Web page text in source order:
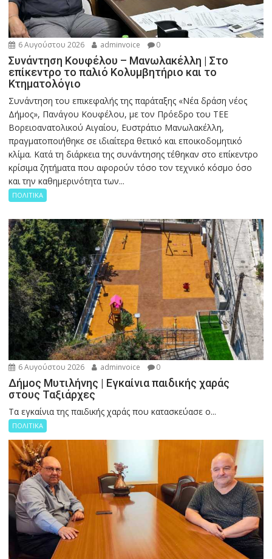
6 Αυγούστου 2026 adminvoice 0
Συνάντηση Κουφέλου – Μανωλακέλλη | Στο
επίκεντρο το παλιό Κολυμβητήριο και το
Κτηματολόγιο
Συνάντηση του επικεφαλής της παράταξης «Νέα δράση νέος
Δήμος», Πανάγου Κουφέλου, με τον Πρόεδρο του ΤΕΕ
Βορειοανατολικού Αιγαίου, Ευστράτιο Μανωλακέλλη,
πραγματοποιήθηκε σε ιδιαίτερα θετικό και εποικοδομητικό
κλίμα. Κατά τη διάρκεια της συνάντησης τέθηκαν στο επίκεντρο
κρίσιμα ζητήματα που αφορούν τόσο τον τεχνικό κόσμο όσο
και την καθημερινότητα των...
ΠΟΛΙΤΙΚΑ
6 Αυγούστου 2026 adminvoice 0
Δήμος Μυτιλήνης | Εγκαίνια παιδικής χαράς
στους Ταξιάρχες
Tα εγκαίνια της παιδικής χαράς που κατασκεύασε ο...
ΠΟΛΙΤΙΚΑ